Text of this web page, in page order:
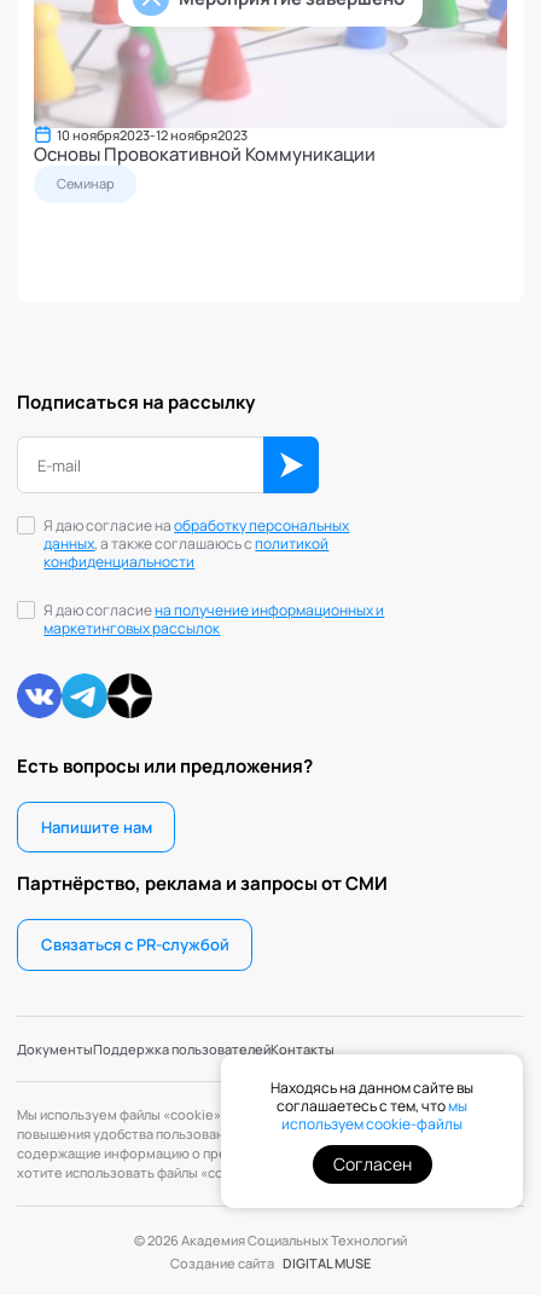
10 ноября2023-12 ноября2023
Основы Провокативной Коммуникации
Семинар
Есть вопросы или предложения?
Напишите нам
Партнёрство, реклама и запросы от СМИ
Связаться с PR-службой
Подписаться на рассылку
Я даю согласие наобработку персональных
данных, а также соглашаюсь сполитикой
конфиденциальности
Я даю согласиена получение информационных и
маркетинговых рассылок
ДокументыПоддержка пользователейКонтакты
Мы используем файлы «cookie» с целью персонализации сервисов и
повышения удобства пользования веб-сайтом. «Cookie» — файлы,
содержащие информацию о предыдущих посещениях веб-сайта. Если вы не
хотите использовать файлы «cookie», измените настройки браузера.
© 2026 Академия Социальных Технологий
Создание сайта DIGITAL MUSE
Находясь на данном сайте вы
соглашаетесь с тем, чтомы
используем cookie-файлы
Согласен